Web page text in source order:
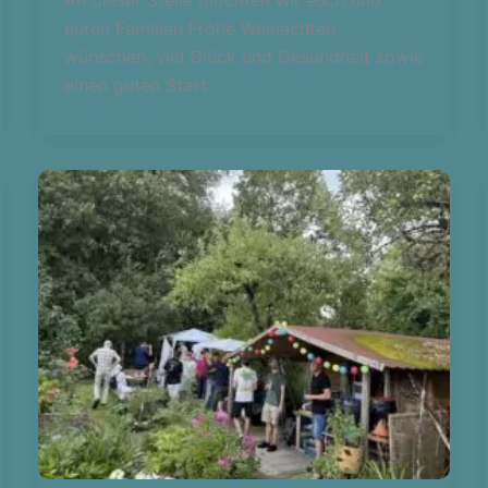
euren Familien Frohe Weinachten
wünschen, viel Glück und Gesundheit sowie
einen guten Start